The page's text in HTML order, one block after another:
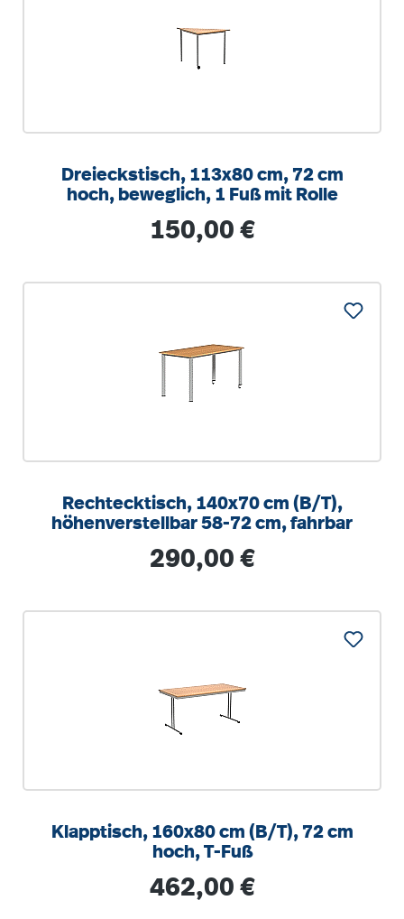
Dreieckstisch, 113x80 cm, 72 cm
hoch, beweglich, 1 Fuß mit Rolle
Regulärer Preis:
150,00 €
Rechtecktisch, 140x70 cm (B/T),
höhenverstellbar 58-72 cm, fahrbar
Regulärer Preis:
290,00 €
Klapptisch, 160x80 cm (B/T), 72 cm
hoch, T-Fuß
Regulärer Preis:
462,00 €